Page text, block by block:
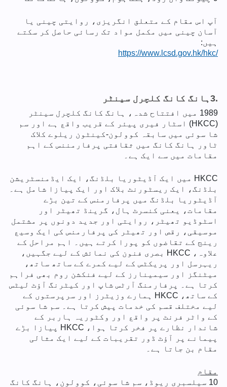
آپ اس مقام کے متعلق انگریزی، روایتی چینی یا
آسان چینی میں مکمل مواد تک رسائی حاصل کر سکتے
ہیں:
https://www.lcsd.gov.hk/hkc/
ہانگ کانگ کلچرل سینٹر3.
1989 میں افتتاح شدہ، ہانگ کانگ کلچرل سینٹر
(HKCC) اسٹار فیری پیئر کے قریب واقع ہے اور سم
شا سوئی میں سابقہ کوولون-کینٹون ریلوے کلاک
ٹاور ہانگ کانگ میں ثقافتی پرفارمننس کے اہم
مقامات میں سے ایک ہے۔
HKCC میں ایک آڈیٹوریا بلڈنگ، ایک ایڈمنسٹریشن
بلڈنگ، ایک ریسٹورنٹ بلاک اور ایک پیازا شامل ہے۔
آڈیٹوریا بلڈنگ میں پرفارمنس کے تین بڑے
مقامات، یعنی کنسرٹ ہال، گرینڈ تھیٹر اور
اسٹوڈیو تھیٹر، روایتی اور جدید دونوں پر مشتمل
موسیقی، رقص اور تھیٹر کی پرفارمنس کی ایک وسیع
رینج کے تقاضوں کو پورا کرتے ہیں۔ اہم مراحل کے
علاوہ، HKCC بصری فنون کی نمائش کے لیے جگہیں،
ریہرسل اور پریکٹس کے لیے کمرے کے ساتھ ساتھ،
میٹنگز اور سیمینارز کے لیے فنکشن روم بھی فراہم
کرتا ہے۔ پرفارمنگ آرٹس شاپ اور کیٹرنگ آؤٹ لیٹس
کے ساتھ، HKCC ہمارے وزیٹرز اور سرپرستوں کے
لیے مختلف قسم کی خدمات پیش کرتا ہے۔ سم شا سوئی
کے واٹر فرنٹ پر واقع اور وکٹوریہ ہاربر کے
شاندار نظارے پر فخر کرتا ہوا، HKCC پیازا بڑے
پیمانے پر آؤٹ ڈور تقریبات کے لیے ایک مثالی
مقام بن جاتا ہے۔
مقام
10 سیلسبری ریوڈ، سم شا سوئی، کوولون، ہانگ کانگ